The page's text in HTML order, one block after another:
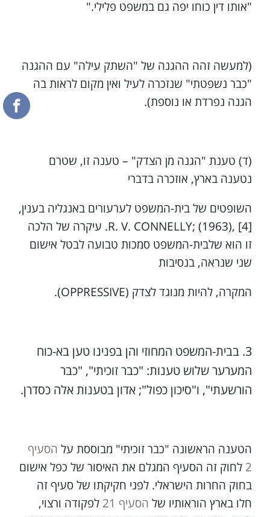
"אותו דין כוחו יפה גם במשפט פלילי."
(למעשה זהה ההגנה של "השתק עילה" עם ההגנה
"כבר נשפטתי" שנזכרה לעיל ואין מקום לראות בה
הגנה נפרדת או נוספת).
(ד) טענת "הגנה מן הצדק" – טענה זו, שטרם
נטענה בארץ, אוזכרה בדברי
השופטים של בית-המשפט לערעורים באנגליה בענין,
[‎.R. V. CONNELLY; (1963), [4 עיקרה של הלכה
זו הוא שלבית-המשפט סמכות טבועה לבטל אישום
שני שנראה, בנסיבות
המקרה, להיות מנוגד לצדק (‎.(OPPRESSIVE
בבית-המשפט המחוזי והן בפנינו טען בא-כוח
המערער שלוש טענות: "כבר זוכיתי", "כבר
הורשעתי", ו"סיכון כפול"; אדון בטענות אלה כסדרן.
הטענה הראשונה "כבר זוכיתי" מבוססת על הסעיף
2 לחוק זה הסעיף המגלם את האיסור של כפל אישום
בחוק החרות הישראלי. לפני חקיקתו של סעיף זה
חלו בארץ הוראותיו של הסעיף 21
לפקודה ורצוי,